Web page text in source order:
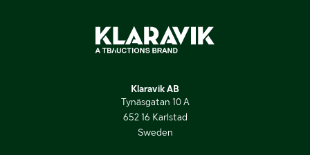
Klaravik AB
Tynäsgatan 10 A
652 16 Karlstad
Sweden